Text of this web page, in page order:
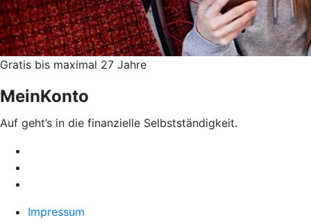
Gratis bis maximal 27 Jahre
MeinKonto
Auf geht’s in die finanzielle Selbstständigkeit.
Impressum